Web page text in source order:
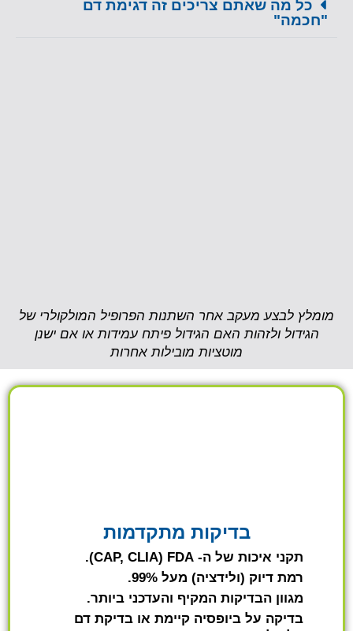
כל מה שאתם צריכים זה דגימת דם
"חכמה"​
מומלץ לבצע מעקב אחר השתנות הפרופיל המולקולרי של
הגידול ולזהות האם הגידול פיתח עמידות או אם ישנן
מוטציות מובילות אחרות
בדיקות מתקדמות
תקני איכות של ה- CAP, CLIA) FDA).
רמת דיוק (ולידציה) מעל 99%.
מגוון הבדיקות המקיף והעדכני ביותר.
בדיקה על ביופסיה קיימת או בדיקת דם